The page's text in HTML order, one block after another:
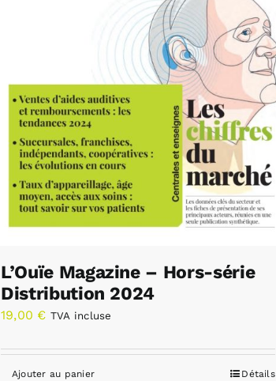
L’Ouïe Magazine – Hors-série
Distribution 2024
19,00 € TVA incluse
Ajouter au panier Détails